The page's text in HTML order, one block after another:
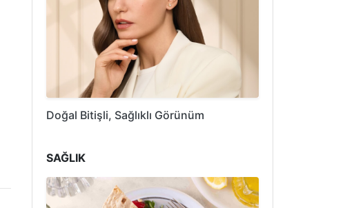
Doğal Bitişli, Sağlıklı Görünüm
SAĞLIK